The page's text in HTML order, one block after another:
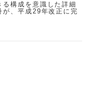
構成を意識した詳細
が、平成29年改正に完